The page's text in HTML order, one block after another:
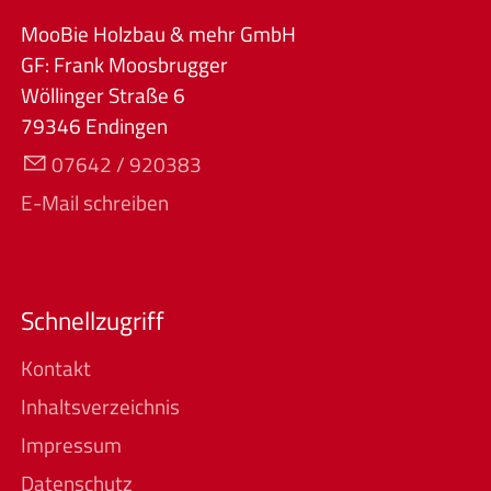
MooBie Holzbau & mehr GmbH
GF: Frank Moosbrugger
Wöllinger Straße 6
79346 Endingen
07642 / 920383
E-Mail schreiben
Schnellzugriff
Kontakt
Inhaltsverzeichnis
Impressum
Datenschutz